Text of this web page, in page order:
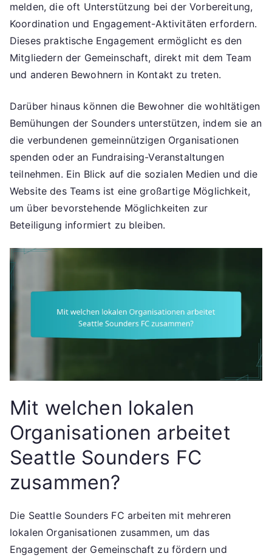
melden, die oft Unterstützung bei der Vorbereitung,
Koordination und Engagement-Aktivitäten erfordern.
Dieses praktische Engagement ermöglicht es den
Mitgliedern der Gemeinschaft, direkt mit dem Team
und anderen Bewohnern in Kontakt zu treten.
Darüber hinaus können die Bewohner die wohltätigen
Bemühungen der Sounders unterstützen, indem sie an
die verbundenen gemeinnützigen Organisationen
spenden oder an Fundraising-Veranstaltungen
teilnehmen. Ein Blick auf die sozialen Medien und die
Website des Teams ist eine großartige Möglichkeit,
um über bevorstehende Möglichkeiten zur
Beteiligung informiert zu bleiben.
Mit welchen lokalen
Organisationen arbeitet
Seattle Sounders FC
zusammen?
Die Seattle Sounders FC arbeiten mit mehreren
lokalen Organisationen zusammen, um das
Engagement der Gemeinschaft zu fördern und